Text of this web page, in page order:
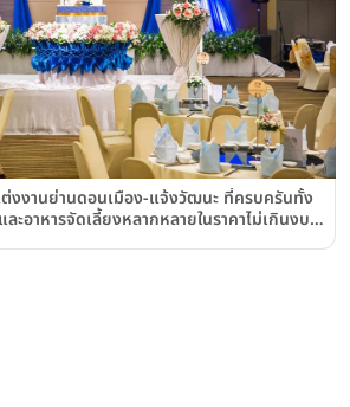
งงานย่านดอนเมือง-แจ้งวัฒนะ ที่ครบครันทั้ง
ะอาหารจัดเลี้ยงหลากหลายในราคาไม่เกินงบ